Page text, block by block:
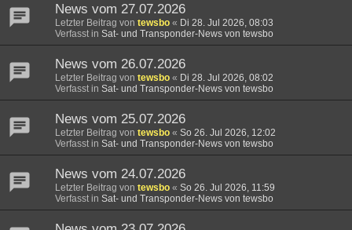
News vom 27.07.2026
Letzter Beitrag von tewsbo « Di 28. Jul 2026, 08:03
Verfasst in Sat- und Transponder-News von tewsbo
News vom 26.07.2026
Letzter Beitrag von tewsbo « Di 28. Jul 2026, 08:02
Verfasst in Sat- und Transponder-News von tewsbo
News vom 25.07.2026
Letzter Beitrag von tewsbo « So 26. Jul 2026, 12:02
Verfasst in Sat- und Transponder-News von tewsbo
News vom 24.07.2026
Letzter Beitrag von tewsbo « So 26. Jul 2026, 11:59
Verfasst in Sat- und Transponder-News von tewsbo